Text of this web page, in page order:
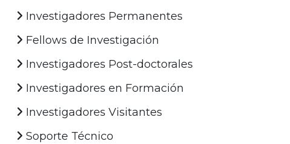
Investigadores Permanentes
Fellows de Investigación
Investigadores Post-doctorales
Investigadores en Formación
Investigadores Visitantes
Soporte Técnico